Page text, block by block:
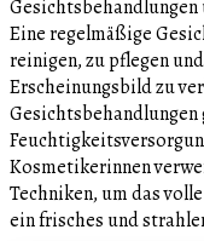
Eine regelmäßige
reinigen, zu pflegen
Erscheinungsbild zu
Gesichtsbehandlungen
Kosmetikerinnen
Techniken, um das
ein frisches und